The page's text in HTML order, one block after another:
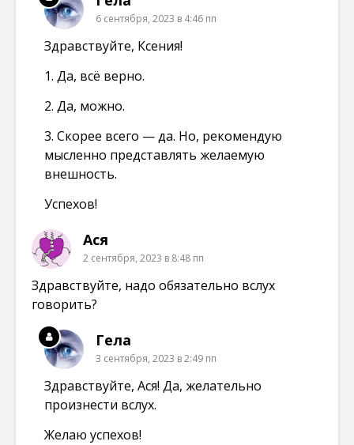
6 сентября, 2023 в 4:46 пп
Здравствуйте, Ксения!
1. Да, всё верно.
2. Да, можно.
3. Скорее всего — да. Но, рекомендую
мысленно представлять желаемую
внешность.
Успехов!
Ася
2 сентября, 2023 в 8:48 пп
Здравствуйте, надо обязательно вслух
говорить?
Гела
3 сентября, 2023 в 2:49 пп
Здравствуйте, Ася! Да, желательно
произнести вслух.
Желаю успехов!